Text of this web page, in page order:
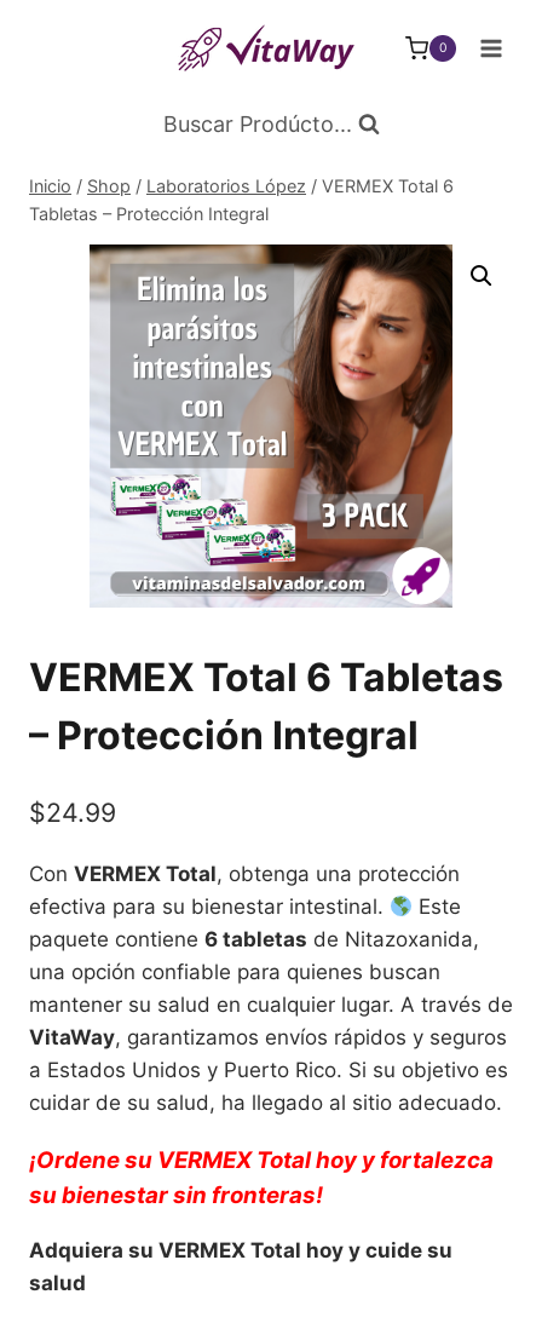
0
Buscar Prodúcto...
Inicio / Shop / Laboratorios López / VERMEX Total 6
Tabletas – Protección Integral
VERMEX Total 6 Tabletas
– Protección Integral
$24.99
Con VERMEX Total, obtenga una protección
efectiva para su bienestar intestinal.
Este
paquete contiene 6 tabletas de Nitazoxanida,
una opción confiable para quienes buscan
mantener su salud en cualquier lugar. A través de
VitaWay, garantizamos envíos rápidos y seguros
a Estados Unidos y Puerto Rico. Si su objetivo es
cuidar de su salud, ha llegado al sitio adecuado.
¡Ordene su VERMEX Totalhoy y fortalezca
su bienestar sin fronteras!
Adquiera su VERMEX Total hoy y cuide su
salud